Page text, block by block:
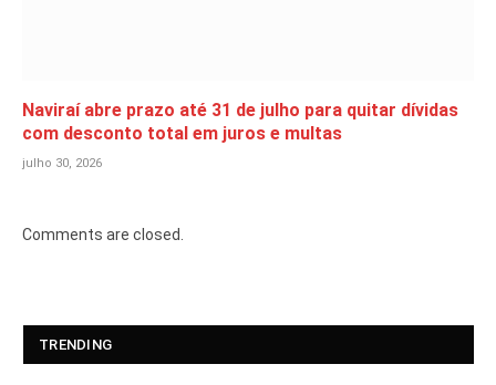
Naviraí abre prazo até 31 de julho para quitar dívidas
com desconto total em juros e multas
julho 30, 2026
Comments are closed.
TRENDING